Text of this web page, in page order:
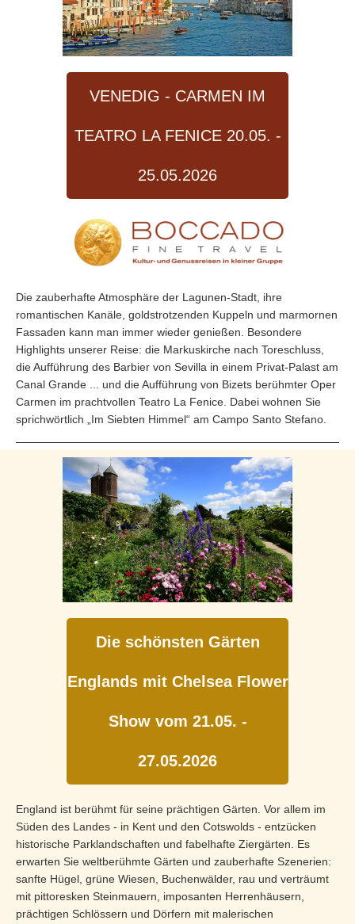
VENEDIG - CARMEN IM
TEATRO LA FENICE 20.05. -
25.05.2026
Die zauberhafte Atmosphäre der Lagunen-Stadt, ihre
romantischen Kanäle, goldstrotzenden Kuppeln und marmornen
Fassaden kann man immer wieder genießen. Besondere
Highlights unserer Reise: die Markuskirche nach Toreschluss,
die Aufführung des Barbier von Sevilla in einem Privat-Palast am
Canal Grande ... und die Aufführung von Bizets berühmter Oper
Carmen im prachtvollen Teatro La Fenice. Dabei wohnen Sie
sprichwörtlich „Im Siebten Himmel“ am Campo Santo Stefano.
Die schönsten Gärten
Englands mit Chelsea Flower
Show vom 21.05. -
27.05.2026
England ist berühmt für seine prächtigen Gärten. Vor allem im
Süden des Landes - in Kent und den Cotswolds - entzücken
historische Parklandschaften und fabelhafte Ziergärten. Es
erwarten Sie weltberühmte Gärten und zauberhafte Szenerien:
sanfte Hügel, grüne Wiesen, Buchenwälder, rau und ver­träumt
mit pittoresken Stein­mauern, imposanten Herrenhäusern,
prächtigen Schlössern und Dörfern mit malerischen